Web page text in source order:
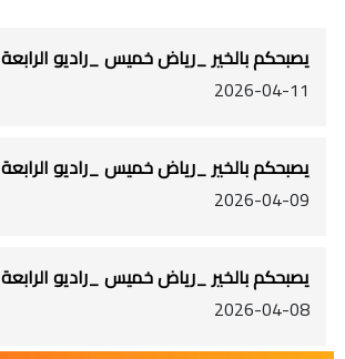
يصبحكم بالخير _رياض خميس _راديو الرابعة
2026-04-11
يصبحكم بالخير _رياض خميس _راديو الرابعة
2026-04-09
يصبحكم بالخير _رياض خميس _راديو الرابعة
2026-04-08